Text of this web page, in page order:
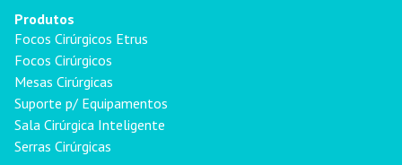
Produtos
Focos Cirúrgicos Etrus
Focos Cirúrgicos
Mesas Cirúrgicas
Suporte p/ Equipamentos
Sala Cirúrgica Inteligente
Serras Cirúrgicas